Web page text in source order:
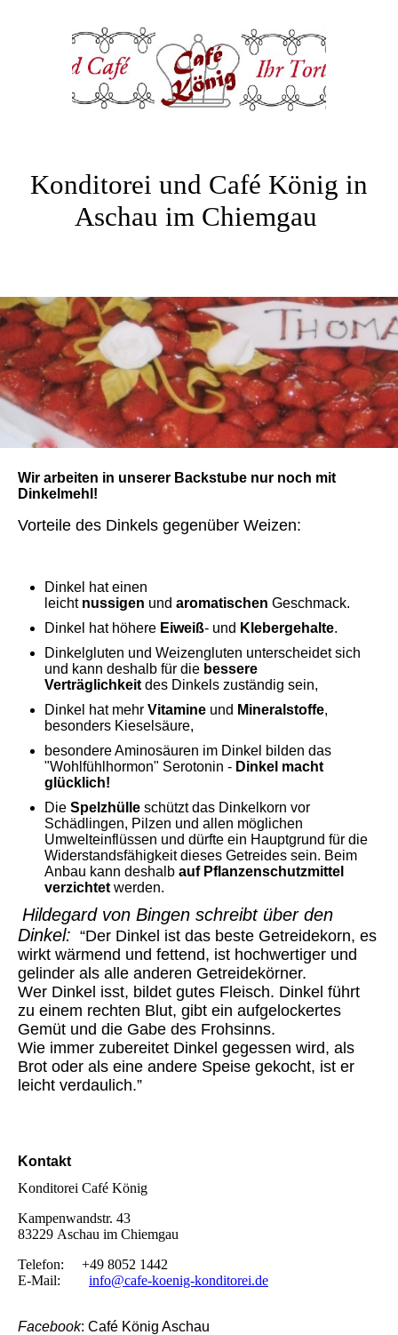
Konditorei und Café König in
Aschau im Chiemgau
Wir arbeiten in unserer Backstube nur noch mit
Dinkelmehl!
Vorteile des Dinkels gegenüber Weizen:
Dinkel hat einen
leicht nussigen und aromatischen Geschmack.
Dinkel hat höhere Eiweiß- und Klebergehalte.
Dinkelgluten und Weizengluten unterscheidet sich
und kann deshalb für die bessere
Verträglichkeit des Dinkels zuständig sein,
Dinkel hat mehr Vitamine und Mineralstoffe,
besonders Kieselsäure,
besondere Aminosäuren im Dinkel bilden das
"Wohlfühlhormon" Serotonin - Dinkel macht
glücklich!
Die Spelzhülle schützt das Dinkelkorn vor
Schädlingen, Pilzen und allen möglichen
Umwelteinflüssen und dürfte ein Hauptgrund für die
Widerstandsfähigkeit dieses Getreides sein. Beim
Anbau kann deshalb auf Pflanzenschutzmittel
verzichtet werden.
Hildegard von Bingen schreibt über den
Dinkel: “Der Dinkel ist das beste Getreidekorn, es
wirkt wärmend und fettend, ist hochwertiger und
gelinder als alle anderen Getreidekörner.
Wer Dinkel isst, bildet gutes Fleisch. Dinkel führt
zu einem rechten Blut, gibt ein aufgelockertes
Gemüt und die Gabe des Frohsinns.
Wie immer zubereitet Dinkel gegessen wird, als
Brot oder als eine andere Speise gekocht, ist er
leicht verdaulich.”
Kontakt
Konditorei Café König
Kampenwandstr. 43
83229 Aschau im Chiemgau
Telefon: +49 8052 1442
E-Mail: info@cafe-koenig-konditorei.de
Facebook: Café König Aschau